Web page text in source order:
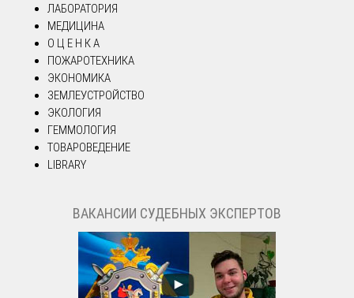
ЛАБОРАТОРИЯ
МЕДИЦИНА
О Ц Е Н К А
ПОЖАРОТЕХНИКА
ЭКОНОМИКА
ЗЕМЛЕУСТРОЙСТВО
ЭКОЛОГИЯ
ГЕММОЛОГИЯ
ТОВАРОВЕДЕНИЕ
LIBRARY
ВАКАНСИИ СУДЕБНЫХ ЭКСПЕРТОВ